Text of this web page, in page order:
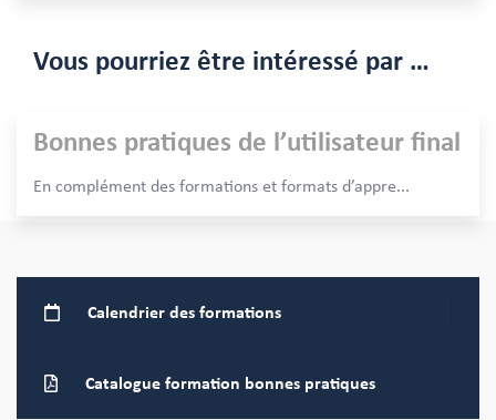
Vous pourriez être intéressé par …
Bonnes pratiques de l’utilisateur final
En complément des formations et formats d’appre...
Calendrier des formations
Catalogue formation bonnes pratiques